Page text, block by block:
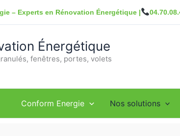
– Experts en Rénovation Énergétique |
Énergétique
fenêtres, portes, volets
Conform Energie Nos solutions